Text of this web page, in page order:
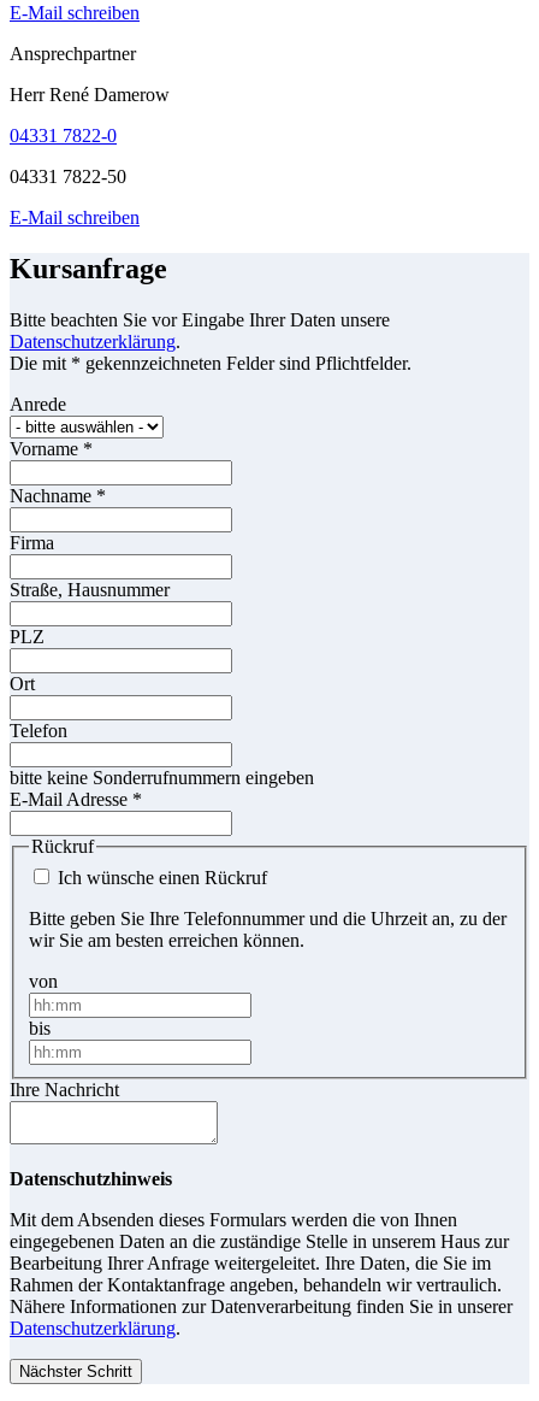
E-Mail schreiben
Ansprechpartner
Herr René Damerow
04331 7822-0
04331 7822-50
E-Mail schreiben
Kursanfrage
Bitte beachten Sie vor Eingabe Ihrer Daten unsere
Datenschutzerklärung.
Die mit * gekennzeichneten Felder sind Pflichtfelder.
Anrede
Vorname *
Nachname *
Firma
Straße, Hausnummer
PLZ
Ort
Telefon
bitte keine Sonderrufnummern eingeben
E-Mail Adresse *
Rückruf
Ich wünsche einen Rückruf
Bitte geben Sie Ihre Telefonnummer und die Uhrzeit an, zu der
wir Sie am besten erreichen können.
von
bis
Ihre Nachricht
Datenschutzhinweis
Mit dem Absenden dieses Formulars werden die von Ihnen
eingegebenen Daten an die zuständige Stelle in unserem Haus zur
Bearbeitung Ihrer Anfrage weitergeleitet. Ihre Daten, die Sie im
Rahmen der Kontaktanfrage angeben, behandeln wir vertraulich.
Nähere Informationen zur Datenverarbeitung finden Sie in unserer
Datenschutzerklärung.
Nächster Schritt